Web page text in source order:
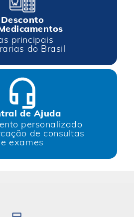
Desconto
principais
do Brasil
de Ajuda
personalizado
de consultas
e exames